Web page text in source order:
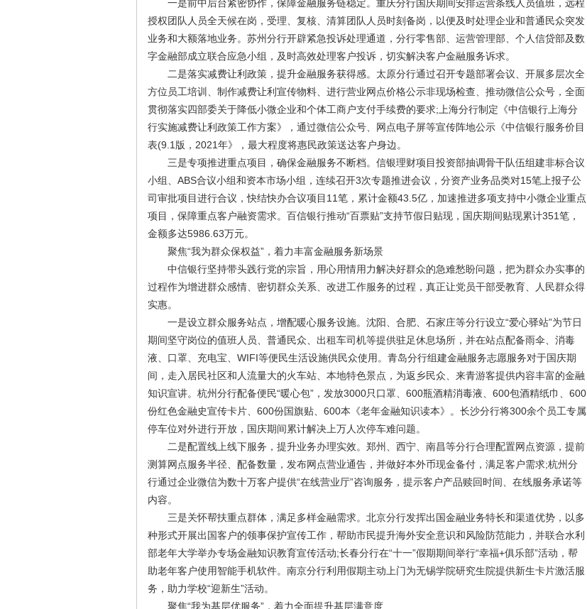
一是前中后台紧密协作，保障金融服务链稳定。重庆分行国庆期间安排运营条线人员值班，远程
授权团队人员全天候在岗，受理、复核、清算团队人员时刻备岗，以便及时处理企业和普通民众突发
业务和大额落地业务。苏州分行开辟紧急投诉处理通道，分行零售部、运营管理部、个人信贷部及数
字金融部成立联合应急小组，及时高效处理客户投诉，切实解决客户金融服务诉求。
二是落实减费让利政策，提升金融服务获得感。太原分行通过召开专题部署会议、开展多层次全
方位员工培训、制作减费让利宣传物料、进行营业网点价格公示非现场检查、推动微信公众号，全面
贯彻落实四部委关于降低小微企业和个体工商户支付手续费的要求;上海分行制定《中信银行上海分
行实施减费让利政策工作方案》，通过微信公众号、网点电子屏等宣传阵地公示《中信银行服务价目
表(9.1版，2021年》，最大程度将惠民政策送达客户身边。
三是专项推进重点项目，确保金融服务不断档。信银理财项目投资部抽调骨干队伍组建非标合议
小组、ABS合议小组和资本市场小组，连续召开3次专题推进会议，分资产业务品类对15笔上报子公
司审批项目进行合议，快结快办合议项目11笔，累计金额43.5亿，加速推进多项支持中小微企业重点
项目，保障重点客户融资需求。百信银行推动“百票贴”支持节假日贴现，国庆期间贴现累计351笔，
金额多达5986.63万元。
聚焦“我为群众保权益”，着力丰富金融服务新场景
中信银行坚持带头践行党的宗旨，用心用情用力解决好群众的急难愁盼问题，把为群众办实事的
过程作为增进群众感情、密切群众关系、改进工作服务的过程，真正让党员干部受教育、人民群众得
实惠。
一是设立群众服务站点，增配暖心服务设施。沈阳、合肥、石家庄等分行设立“爱心驿站”为节日
期间坚守岗位的值班人员、普通民众、出租车司机等提供驻足休息场所，并在站点配备雨伞、消毒
液、口罩、充电宝、WIFI等便民生活设施供民众使用。青岛分行组建金融服务志愿服务对于国庆期
间，走入居民社区和人流量大的火车站、本地特色景点，为返乡民众、来青游客提供内容丰富的金融
知识宣讲。杭州分行配备便民“暖心包”，发放3000只口罩、600瓶酒精消毒液、600包酒精纸巾、600
份红色金融史宣传卡片、600份国旗贴、600本《老年金融知识读本》。长沙分行将300余个员工专属
停车位对外进行开放，国庆期间累计解决上万人次停车难问题。
二是配置线上线下服务，提升业务办理实效。郑州、西宁、南昌等分行合理配置网点资源，提前
测算网点服务半径、配备数量，发布网点营业通告，并做好本外币现金备付，满足客户需求;杭州分
行通过企业微信为数十万客户提供“在线营业厅”咨询服务，提示客户产品赎回时间、在线服务承诺等
内容。
三是关怀帮扶重点群体，满足多样金融需求。北京分行发挥出国金融业务特长和渠道优势，以多
种形式开展出国客户的领事保护宣传工作，帮助市民提升海外安全意识和风险防范能力，并联合水利
部老年大学举办专场金融知识教育宣传活动;长春分行在“十一”假期期间举行“幸福+俱乐部”活动，帮
助老年客户使用智能手机软件。南京分行利用假期主动上门为无锡学院研究生院提供新生卡片激活服
务，助力学校“迎新生”活动。
聚焦“我为基层优服务”，着力全面提升基层满意度